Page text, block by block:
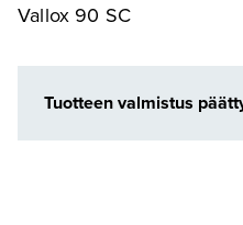
Vallox 90 SC
Tuotteen valmistus